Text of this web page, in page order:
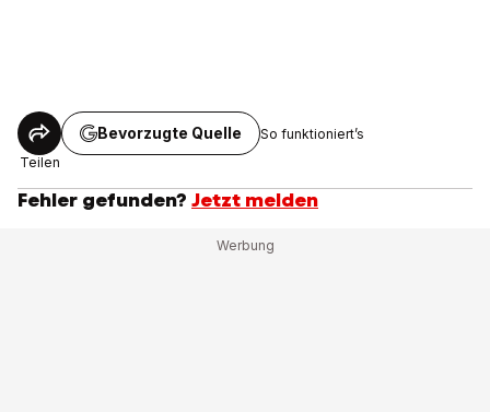
Teilen
Bevorzugte Quelle So funktioniert’s
Fehler gefunden? Jetzt melden